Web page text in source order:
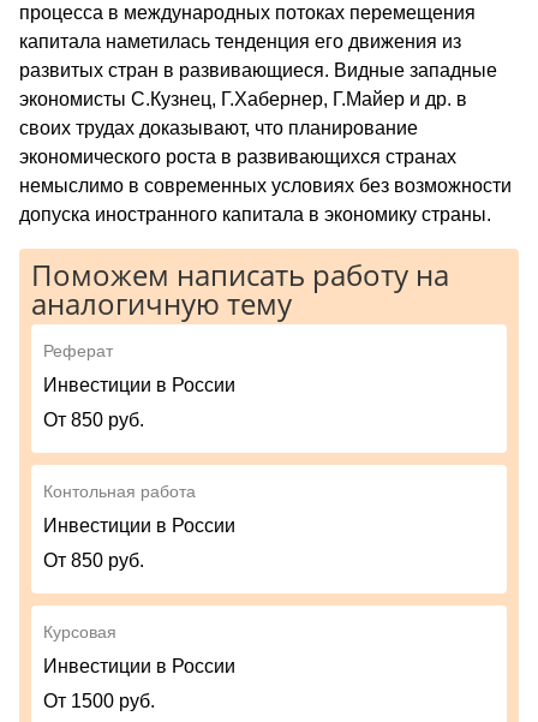
процесса в международных потоках перемещения
капитала наметилась тенденция его движения из
развитых стран в развивающиеся. Видные западные
экономисты С.Кузнец, Г.Хабернер, Г.Майер и др. в
своих трудах доказывают, что планирование
экономического роста в развивающихся странах
немыслимо в современных условиях без возможности
допуска иностранного капитала в экономику страны.
Поможем написать работу на
аналогичную тему
Реферат
Инвестиции в России
От 850 руб.
Контольная работа
Инвестиции в России
От 850 руб.
Курсовая
Инвестиции в России
От 1500 руб.